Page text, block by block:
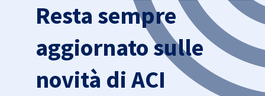
Resta sempre
aggiornato sulle
novità di ACI